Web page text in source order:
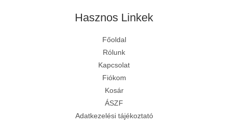
Hasznos Linkek
Főoldal
Rólunk
Kapcsolat
Fiókom
Kosár
ÁSZF
Adatkezelési tájékoztató